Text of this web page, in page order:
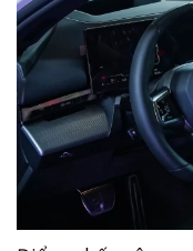
Điểm nhấn công